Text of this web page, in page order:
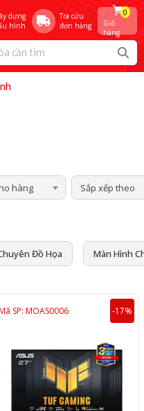
dựng
hình
Tra cứu
đơn hàng
Giỏ
hàng
0
hàng Sắp xếp theo
Đồ Họa Màn Hình
SP: MOAS0006 -17%